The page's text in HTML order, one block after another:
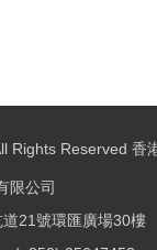
Rights Reserved 香
限公司
21號環匯廣場30樓